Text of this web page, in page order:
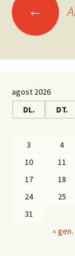
pels
←
agost 2026
DL.
DT.
« gen.
3
4
10
11
17
18
24
25
31